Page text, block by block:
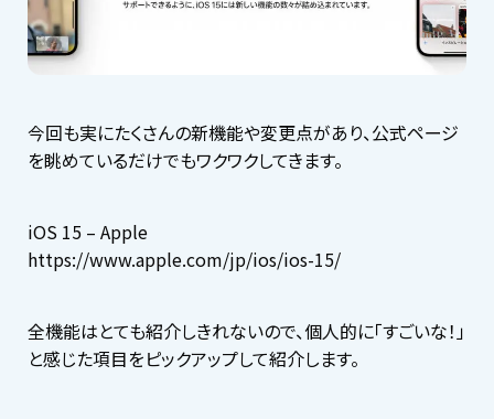
今回も実にたくさんの新機能や変更点があり、公式ページ
を眺めているだけでもワクワクしてきます。
iOS 15 – Apple
https://www.apple.com/jp/ios/ios-15/
全機能はとても紹介しきれないので、個人的に「すごいな！」
と感じた項目をピックアップして紹介します。